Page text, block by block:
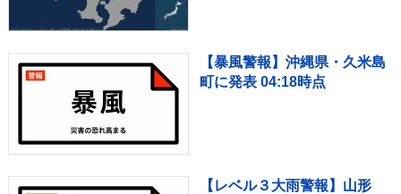
【暴風警報】沖縄県・久米島
町に発表 04:18時点
【レベル３大雨警報】山形